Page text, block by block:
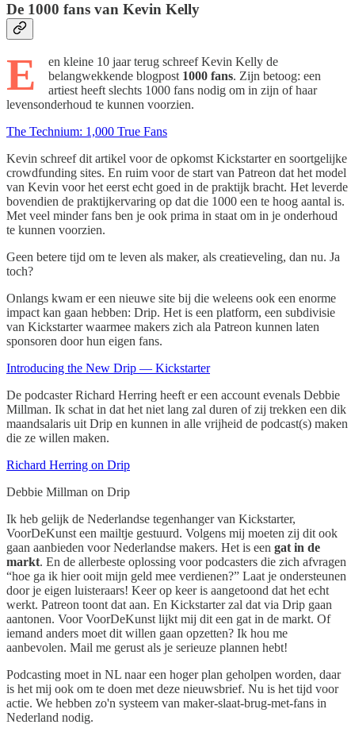
De 1000 fans van Kevin Kelly
E
en kleine 10 jaar terug schreef Kevin Kelly de
belangwekkende blogpost 1000 fans. Zijn betoog: een
artiest heeft slechts 1000 fans nodig om in zijn of haar
levensonderhoud te kunnen voorzien.
The Technium: 1,000 True Fans
Kevin schreef dit artikel voor de opkomst Kickstarter en soortgelijke
crowdfunding sites. En ruim voor de start van Patreon dat het model
van Kevin voor het eerst echt goed in de praktijk bracht. Het leverde
bovendien de praktijkervaring op dat die 1000 een te hoog aantal is.
Met veel minder fans ben je ook prima in staat om in je onderhoud
te kunnen voorzien.
Geen betere tijd om te leven als maker, als creatieveling, dan nu. Ja
toch?
Onlangs kwam er een nieuwe site bij die weleens ook een enorme
impact kan gaan hebben: Drip. Het is een platform, een subdivisie
van Kickstarter waarmee makers zich ala Patreon kunnen laten
sponsoren door hun eigen fans.
Introducing the New Drip — Kickstarter
De podcaster Richard Herring heeft er een account evenals Debbie
Millman. Ik schat in dat het niet lang zal duren of zij trekken een dik
maandsalaris uit Drip en kunnen in alle vrijheid de podcast(s) maken
die ze willen maken.
Richard Herring on Drip
Debbie Millman on Drip
Ik heb gelijk de Nederlandse tegenhanger van Kickstarter,
VoorDeKunst een mailtje gestuurd. Volgens mij moeten zij dit ook
gaan aanbieden voor Nederlandse makers. Het is een gat in de
markt. En de allerbeste oplossing voor podcasters die zich afvragen
“hoe ga ik hier ooit mijn geld mee verdienen?” Laat je ondersteunen
door je eigen luisteraars! Keer op keer is aangetoond dat het echt
werkt. Patreon toont dat aan. En Kickstarter zal dat via Drip gaan
aantonen. Voor VoorDeKunst lijkt mij dit een gat in de markt. Of
iemand anders moet dit willen gaan opzetten? Ik hou me
aanbevolen. Mail me gerust als je serieuze plannen hebt!
Podcasting moet in NL naar een hoger plan geholpen worden, daar
is het mij ook om te doen met deze nieuwsbrief. Nu is het tijd voor
actie. We hebben zo'n systeem van maker-slaat-brug-met-fans in
Nederland nodig.